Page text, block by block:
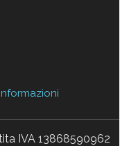
IVA 13868590962